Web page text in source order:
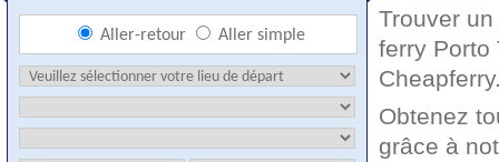
Trouver
ferry Porto
Obtenez
grâce à